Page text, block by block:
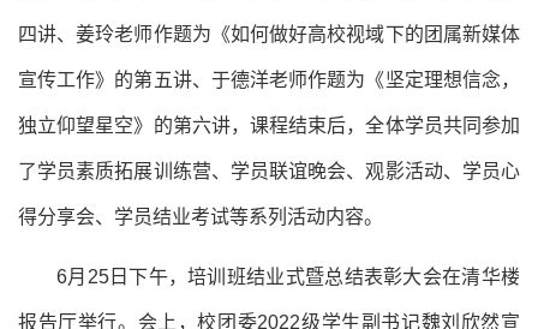
四讲、姜玲老师作题为《如何做好高校视域下的团属新媒体
宣传工作》的第五讲、于德洋老师作题为《坚定理想信念，
独立仰望星空》的第六讲，课程结束后，全体学员共同参加
了学员素质拓展训练营、学员联谊晚会、观影活动、学员心
得分享会、学员结业考试等系列活动内容。
6月25日下午，培训班结业式暨总结表彰大会在清华楼
报告厅举行。会上，校团委2022级学生副书记魏刘欣然宣